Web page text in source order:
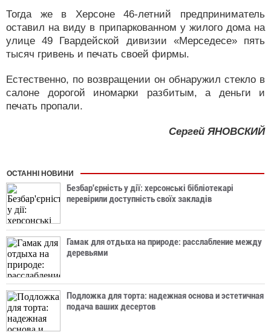
Тогда же в Херсоне 46-летний предприниматель
оставил на виду в припаркованном у жилого дома на
улице 49 Гвардейской дивизии «Мерседесе» пять
тысяч гривень и печать своей фирмы.
Естественно, по возвращении он обнаружил стекло в
салоне дорогой иномарки разбитым, а деньги и
печать пропали.
Сергей ЯНОВСКИЙ
ОСТАННІ НОВИНИ
Безбар'єрність у дії: херсонські бібліотекарі
перевірили доступність своїх закладів
Гамак для отдыха на природе: расслабление между
деревьями
Подложка для торта: надежная основа и эстетичная
подача ваших десертов